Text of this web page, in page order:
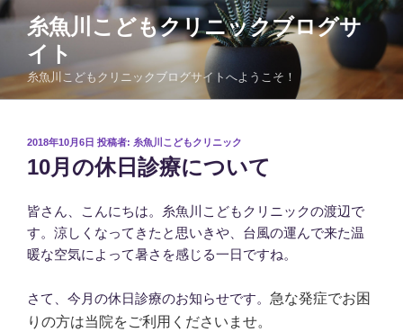
コ
ン
ツ
糸魚川こどもクリニックブログサ
イト
糸魚川こどもクリニックブログサイトへようこそ！
投
稿
日:
2018年10月6日 投稿者: 糸魚川こどもクリニック
10月の休日診療について
皆さん、こんにちは。糸魚川こどもクリニックの渡辺で
す。涼しくなってきたと思いきや、台風の運んで来た温
暖な空気によって暑さを感じる一日ですね。
さて、今月の休日診療のお知らせです。 急な発症でお困
りの方は当院をご利用くださいませ。